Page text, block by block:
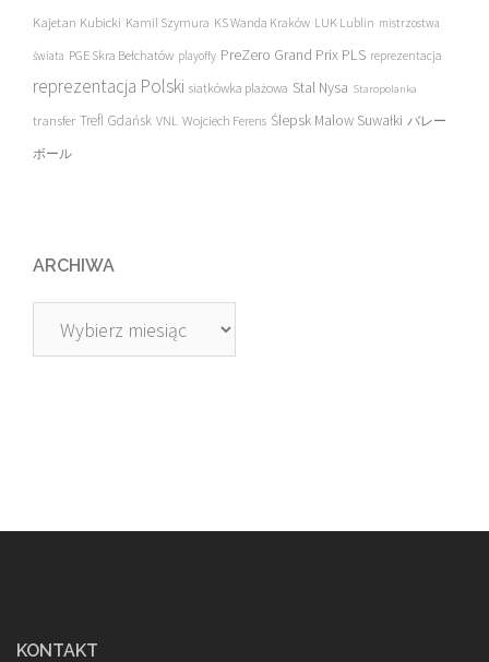
Kajetan Kubicki Kamil Szymura KS Wanda Kraków LUK Lublin mistrzostwa
świata PGE Skra Bełchatów playoffy PreZero Grand Prix PLS reprezentacja
reprezentacja Polski siatkówka plażowa Stal Nysa Staropolanka
transfer Trefl Gdańsk VNL Wojciech Ferens Ślepsk Malow Suwałki バレー
ボール
ARCHIWA
Archiwa
KONTAKT